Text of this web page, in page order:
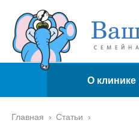
О клинике
Главная › Статьи ›